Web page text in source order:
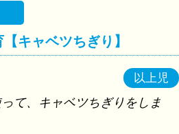
キャベツちぎり】
以上児
て、キャベツちぎりをしま